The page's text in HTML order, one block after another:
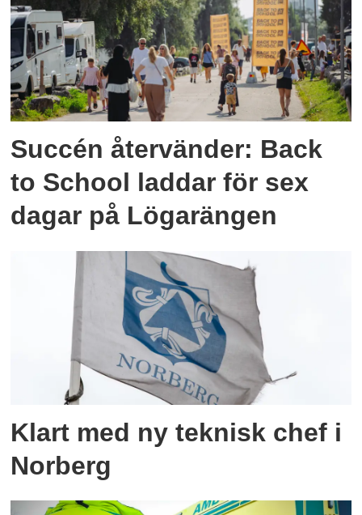
Succén återvänder: Back
to School laddar för sex
dagar på Lögarängen
Klart med ny teknisk chef i
Norberg